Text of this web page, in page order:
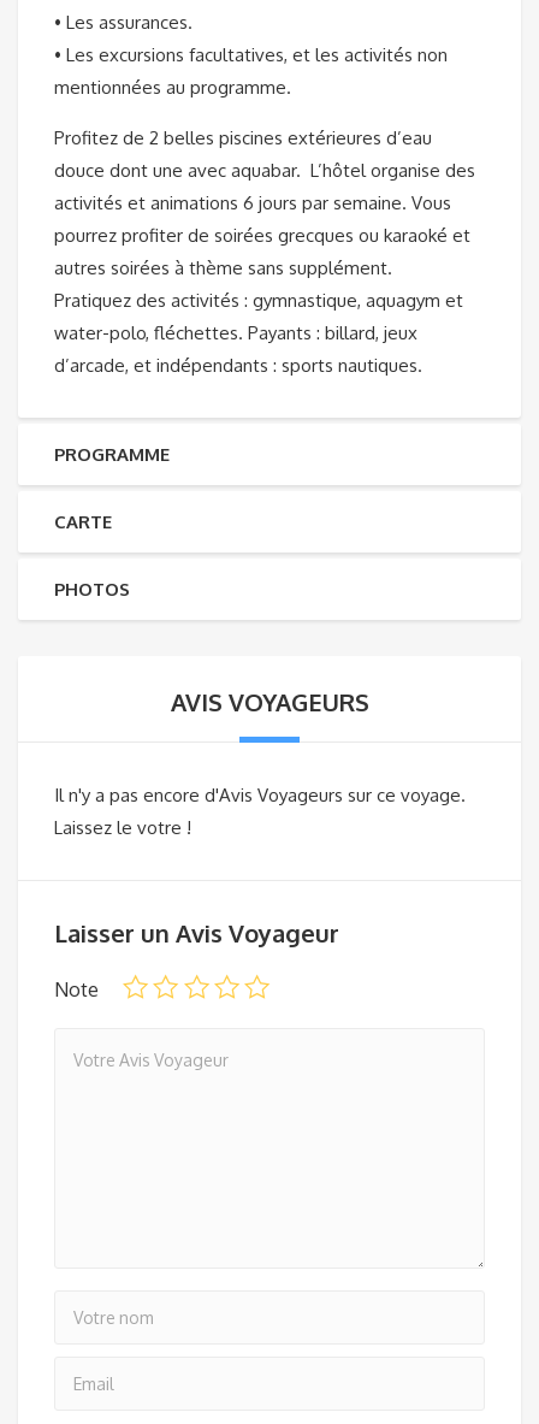
• Les assurances.
• Les excursions facultatives, et les activités non
mentionnées au programme.
Profitez de 2 belles piscines extérieures d’eau
douce dont une avec aquabar. L’hôtel organise des
activités et animations 6 jours par semaine. Vous
pourrez profiter de soirées grecques ou karaoké et
autres soirées à thème sans supplément.
Pratiquez des activités : gymnastique, aquagym et
water-polo, fléchettes. Payants : billard, jeux
d’arcade, et indépendants : sports nautiques.
PROGRAMME
CARTE
PHOTOS
AVIS VOYAGEURS
Il n'y a pas encore d'Avis Voyageurs sur ce voyage.
Laissez le votre !
Laisser un Avis Voyageur
Note